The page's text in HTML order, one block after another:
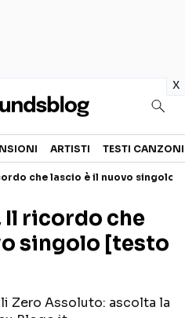
x
TESTI CANZONI
TOUR ED EVENTI
ARTISTI TESTI CANZONI
che lascio è il nuovo singolo
Il ricordo che
singolo [testo
Zero Assoluto: ascolta la